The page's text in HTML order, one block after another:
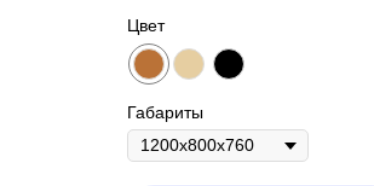
Цвет
Габариты